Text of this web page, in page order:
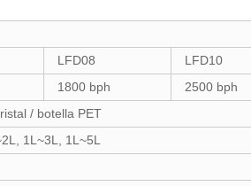
LFD08 LFD10
1800 bph 2500 bph
/ botella PET
1L~3L, 1L~5L